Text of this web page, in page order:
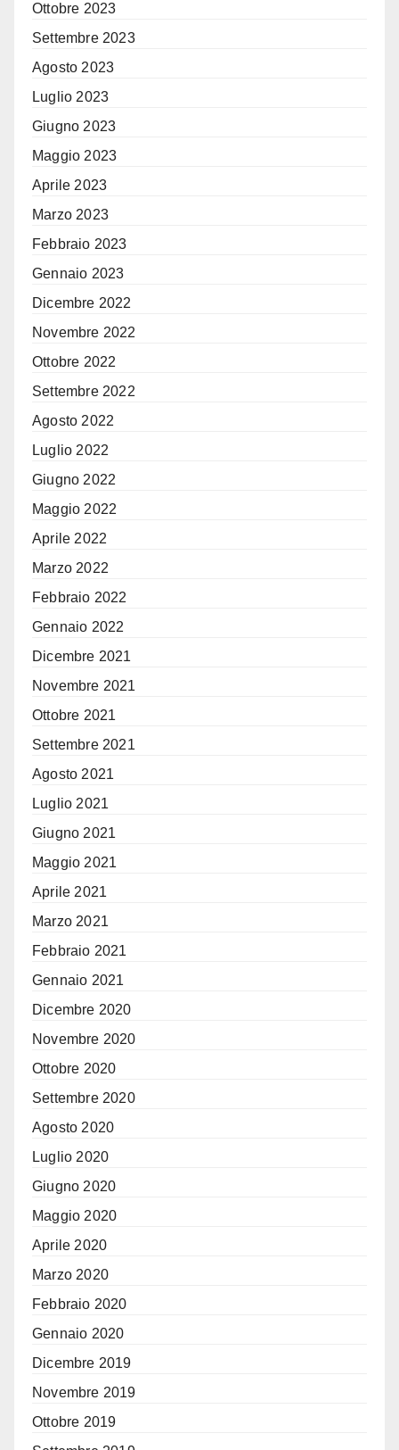
Ottobre 2023
Settembre 2023
Agosto 2023
Luglio 2023
Giugno 2023
Maggio 2023
Aprile 2023
Marzo 2023
Febbraio 2023
Gennaio 2023
Dicembre 2022
Novembre 2022
Ottobre 2022
Settembre 2022
Agosto 2022
Luglio 2022
Giugno 2022
Maggio 2022
Aprile 2022
Marzo 2022
Febbraio 2022
Gennaio 2022
Dicembre 2021
Novembre 2021
Ottobre 2021
Settembre 2021
Agosto 2021
Luglio 2021
Giugno 2021
Maggio 2021
Aprile 2021
Marzo 2021
Febbraio 2021
Gennaio 2021
Dicembre 2020
Novembre 2020
Ottobre 2020
Settembre 2020
Agosto 2020
Luglio 2020
Giugno 2020
Maggio 2020
Aprile 2020
Marzo 2020
Febbraio 2020
Gennaio 2020
Dicembre 2019
Novembre 2019
Ottobre 2019